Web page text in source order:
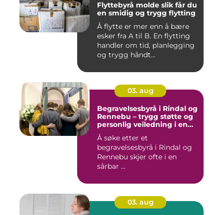
Flyttebyrå molde slik får du
en smidig og trygg flytting
Å flytte er mer enn å bære
esker fra A til B. En flytting
handler om tid, planlegging
og trygg håndt...
03. aug
Begravelsesbyrå i Rindal og
Rennebu – trygg støtte og
personlig veiledning i en
vanskelig tid
Å søke etter et
begravelsesbyrå i Rindal og
Rennebu skjer ofte i en
sårbar ...
03. aug